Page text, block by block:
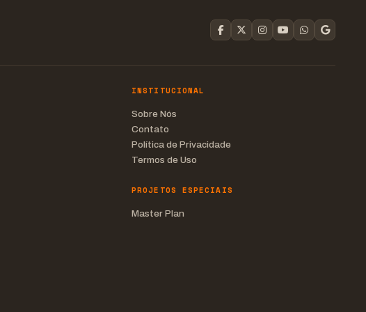
INSTITUCIONAL
Sobre Nós
Contato
Política de Privacidade
Termos de Uso
PROJETOS ESPECIAIS
Master Plan